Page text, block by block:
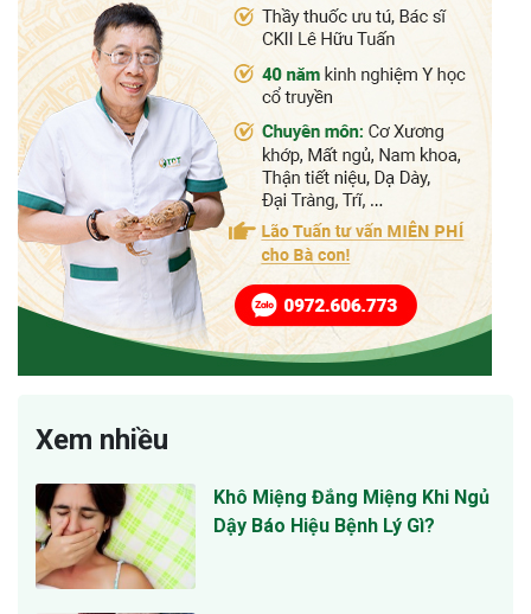
Xem nhiều
Khô Miệng Đắng Miệng Khi Ngủ
Dậy Báo Hiệu Bệnh Lý Gì?